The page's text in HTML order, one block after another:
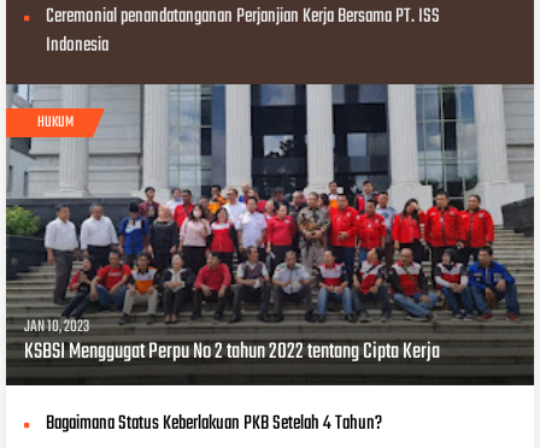
Ceremonial penandatanganan Perjanjian Kerja Bersama PT. ISS
Indonesia
HUKUM
JAN 10, 2023
KSBSI Menggugat Perpu No 2 tahun 2022 tentang Cipta Kerja
Bagaimana Status Keberlakuan PKB Setelah 4 Tahun?